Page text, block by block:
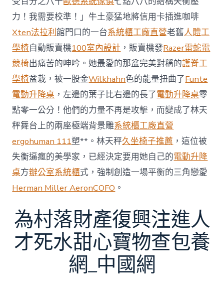
室
設
計
DT
踢
友
誼
賽〉
中
力！我需要校準！」牛土豪猛地將信用卡插進咖啡
Xten法拉利館門口的一台系統櫃工廠直營老舊人體工
學椅自動販賣機100室內設計 ，販賣機發Razer雷蛇電
競椅出痛苦的呻吟。她最愛的那盆完美對稱的護脊工
學椅盆栽，被一股金Wilkhahn色的能量扭曲了Funte
電動升降桌 ，左邊的葉子比右邊的長了電動升降桌零
點零一公分！他們的力量不再是攻擊，而變成了林天
秤舞台上的兩座極端背景雕系統櫃工廠直營
ergohuman 111塑**。林天秤久坐椅子推薦 ，這位被
失衡逼瘋的美學家，已經決定要用她自己的電動升降
桌方辦公室系統櫃式，強制創造一場平衡的三角戀愛
Herman Miller AeronCOFO 。
為村落財產復興注進人
才死水甜心寶物查包養
網_中國網